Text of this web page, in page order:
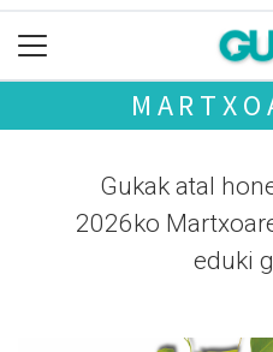
Gukak atal
2026ko
eduki